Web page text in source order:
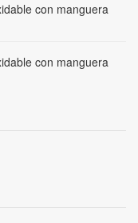
con manguera
con manguera